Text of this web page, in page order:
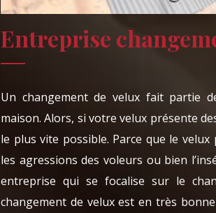
Entreprise
Un changement de velux fait partie
maison. Alors, si votre velux présente
le plus vite possible. Parce que le
les agressions des voleurs ou bien
entreprise qui se focalise sur le
changement de velux est en très